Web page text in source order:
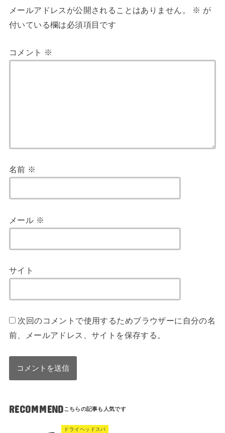
メールアドレスが公開されることはありません。 ※ が
付いている欄は必須項目です
コメント ※
名前 ※
メール ※
サイト
次回のコメントで使用するためブラウザーに自分の名
前、メールアドレス、サイトを保存する。
RECOMMEND
ドライヘッドスパ